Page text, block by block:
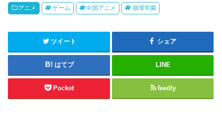
アニメ ゲーム 中国アニメ 崩壊学園
ツイート シェア
はてブ LINE
Pocket feedly